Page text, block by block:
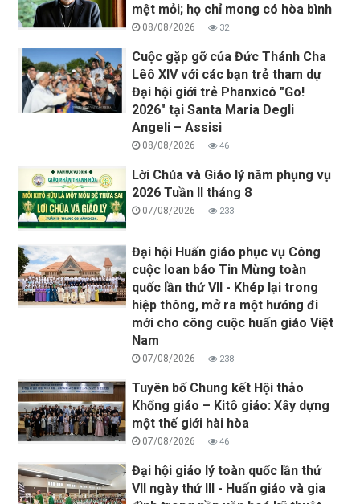
mệt mỏi; họ chỉ mong có hòa bình
08/08/2026 32
Cuộc gặp gỡ của Đức Thánh Cha
Lêô XIV với các bạn trẻ tham dự
Đại hội giới trẻ Phanxicô "Go!
2026" tại Santa Maria Degli
Angeli – Assisi
08/08/2026 46
Lời Chúa và Giáo lý năm phụng vụ
2026 Tuần II tháng 8
07/08/2026 233
Đại hội Huấn giáo phục vụ Công
cuộc loan báo Tin Mừng toàn
quốc lần thứ VII - Khép lại trong
hiệp thông, mở ra một hướng đi
mới cho công cuộc huấn giáo Việt
Nam
07/08/2026 238
Tuyên bố Chung kết Hội thảo
Khổng giáo – Kitô giáo: Xây dựng
một thế giới hài hòa
07/08/2026 46
Đại hội giáo lý toàn quốc lần thứ
VII ngày thứ III - Huấn giáo và gia